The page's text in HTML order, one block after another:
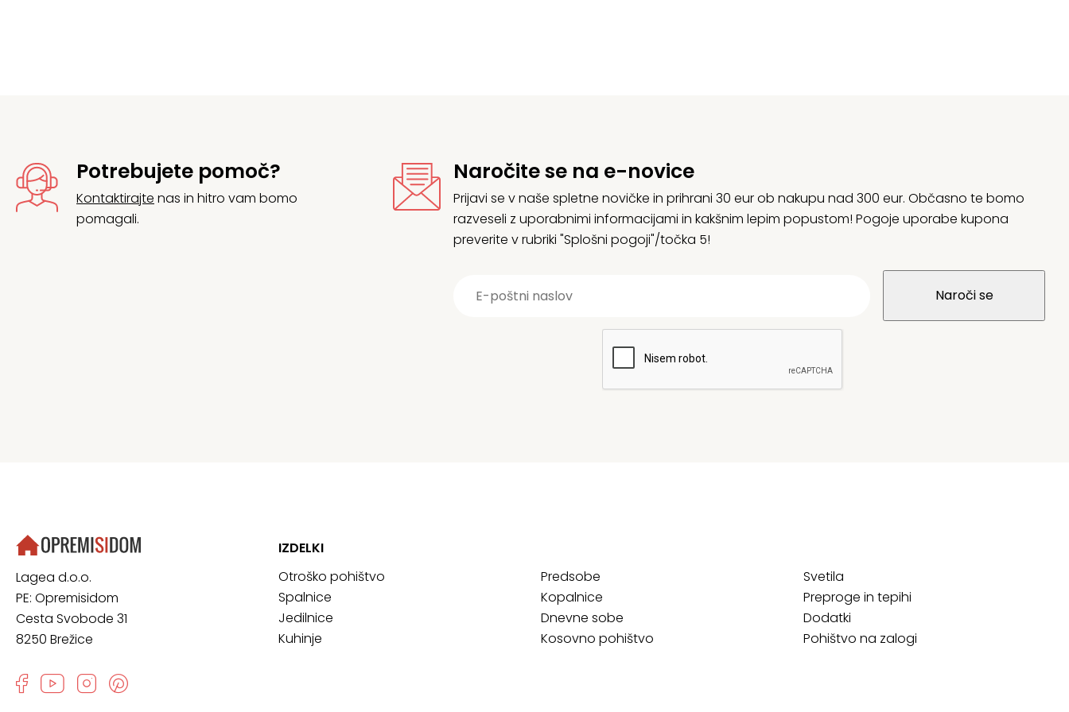
Potrebujete pomoč?
Kontaktirajte nas in hitro vam bomo
pomagali.
Naročite se na e-novice
Prijavi se v naše spletne novičke in prihrani 30 eur ob nakupu nad 300 eur. Občasno te bomo
razveseli z uporabnimi informacijami in kakšnim lepim popustom! Pogoje uporabe kupona
preverite v rubriki "Splošni pogoji"/točka 5!
Lagea d.o.o.
PE: Opremisidom
Cesta Svobode 31
8250 Brežice
IZDELKI
Otroško pohištvo
Spalnice
Jedilnice
Kuhinje
Predsobe
Kopalnice
Dnevne sobe
Kosovno pohištvo
Svetila
Preproge in tepihi
Dodatki
Pohištvo na zalogi